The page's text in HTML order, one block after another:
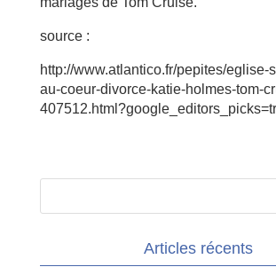
source :
http://www.atlantico.fr/pepites/eglise-
au-coeur-divorce-katie-holmes-tom-
Articles récents